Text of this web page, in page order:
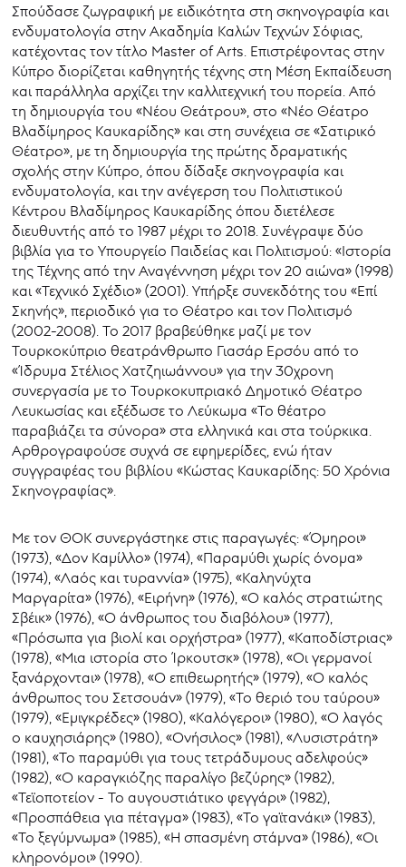
Σπούδασε ζωγραφική με ειδικότητα στη σκηνογραφία και
ενδυματολογία στην Ακαδημία Καλών Τεχνών Σόφιας,
κατέχοντας τον τίτλο Master of Arts. Επιστρέφοντας στην
Κύπρο διορίζεται καθηγητής τέχνης στη Μέση Εκπαίδευση
και παράλληλα αρχίζει την καλλιτεχνική του πορεία. Από
τη δημιουργία του «Νέου Θεάτρου», στο «Νέο Θέατρο
Βλαδίμηρος Καυκαρίδης» και στη συνέχεια σε «Σατιρικό
Θέατρο», με τη δημιουργία της πρώτης δραματικής
σχολής στην Κύπρο, όπου δίδαξε σκηνογραφία και
ενδυματολογία, και την ανέγερση του Πολιτιστικού
Κέντρου Βλαδίμηρος Καυκαρίδης όπου διετέλεσε
διευθυντής από το 1987 μέχρι το 2018. Συνέγραψε δύο
βιβλία για το Υπουργείο Παιδείας και Πολιτισμού: «Ιστορία
της Τέχνης από την Αναγέννηση μέχρι τον 20 αιώνα» (1998)
και «Τεχνικό Σχέδιο» (2001). Υπήρξε συνεκδότης του «Επί
Σκηνής», περιοδικό για το Θέατρο και τον Πολιτισμό
(2002-2008). Το 2017 βραβεύθηκε μαζί με τον
Τουρκοκύπριο θεατράνθρωπο Γιασάρ Ερσόυ από το
«Ίδρυμα Στέλιος Χατζηιωάννου» για την 30χρονη
συνεργασία με το Τουρκοκυπριακό Δημοτικό Θέατρο
Λευκωσίας και εξέδωσε το Λεύκωμα «Το θέατρο
παραβιάζει τα σύνορα» στα ελληνικά και στα τούρκικα.
Αρθρογραφούσε συχνά σε εφημερίδες, ενώ ήταν
συγγραφέας του βιβλίου «Κώστας Καυκαρίδης: 50 Χρόνια
Σκηνογραφίας».
Με τον ΘΟΚ συνεργάστηκε στις παραγωγές: «Όμηροι»
(1973), «Δον Καμίλλο» (1974), «Παραμύθι χωρίς όνομα»
(1974), «Λαός και τυραννία» (1975), «Καληνύχτα
Μαργαρίτα» (1976), «Ειρήνη» (1976), «Ο καλός στρατιώτης
Σβέικ» (1976), «Ο άνθρωπος του διαβόλου» (1977),
«Πρόσωπα για βιολί και ορχήστρα» (1977), «Καποδίστριας»
(1978), «Μια ιστορία στο Ίρκουτσκ» (1978), «Οι γερμανοί
ξανάρχονται» (1978), «Ο επιθεωρητής» (1979), «Ο καλός
άνθρωπος του Σετσουάν» (1979), «Το θεριό του ταύρου»
(1979), «Εμιγκρέδες» (1980), «Καλόγεροι» (1980), «Ο λαγός
ο καυχησιάρης» (1980), «Ονήσιλος» (1981), «Λυσιστράτη»
(1981), «Το παραμύθι για τους τετράδυμους αδελφούς»
(1982), «Ο καραγκιόζης παραλίγο βεζύρης» (1982),
«Τεϊοποτείον - Το αυγουστιάτικο φεγγάρι» (1982),
«Προσπάθεια για πέταγμα» (1983), «Το γαϊτανάκι» (1983),
«Το ξεγύμνωμα» (1985), «Η σπασμένη στάμνα» (1986), «Οι
κληρονόμοι» (1990).